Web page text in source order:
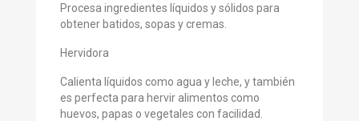
Procesa ingredientes líquidos y sólidos para
obtener batidos, sopas y cremas.
Hervidora
Calienta líquidos como agua y leche, y también
es perfecta para hervir alimentos como
huevos, papas o vegetales con facilidad.